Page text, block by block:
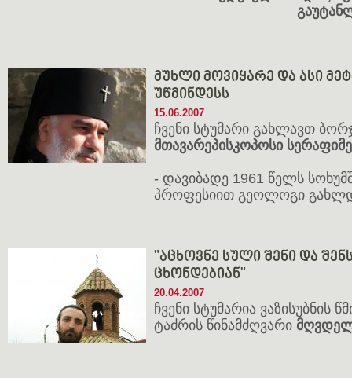
მუხლი მოვიყარე და ასი
უწმინდესს
15.06.2007
ჩვენი სტუმარი გახლავთ
მთავარეპისკოპოსი
- დავიბადე 1961 წელს
პროფესიით გეოლოგი
"აცხოვნე სული შენი და
ცხონდებიან"
20.04.2007
ჩვენი სტუმარია ვაზისუბნის
ტაძრის წინამძღვარი